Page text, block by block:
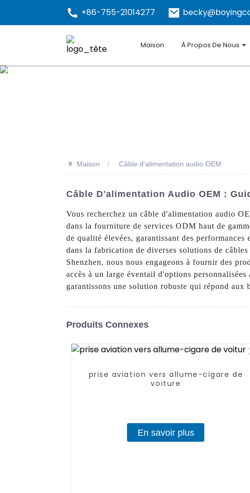
+86-755-21014277
Maison À Propos De Nous
>> Maison Câble d'alimentation audio OEM
Câble D'alimentation Audio OEM :
Vous recherchez un câble d'alimentation audio
dans la fourniture de services ODM haut de
de qualité élevées, garantissant des
dans la fabrication de diverses solutions de
Shenzhen, nous nous engageons à fournir des
accès à un large éventail d'options
garantissons une solution robuste qui répond
Produits Connexes
prise aviation vers allume-cigare de
voiture
En savoir plus